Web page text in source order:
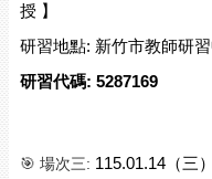
授 】
研習地點: 新竹市教師研
研習代碼: 5287169
🎯 場次三: 115.01.14（三